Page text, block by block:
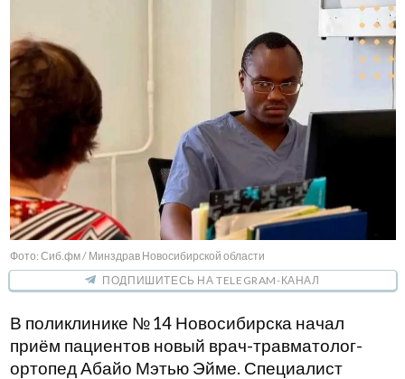
Фото: Сиб.фм / Минздрав Новосибирской области
ПОДПИШИТЕСЬ НА TELEGRAM-КАНАЛ
В поликлинике № 14 Новосибирска начал
приём пациентов новый врач-травматолог-
ортопед Абайо Мэтью Эйме. Специалист